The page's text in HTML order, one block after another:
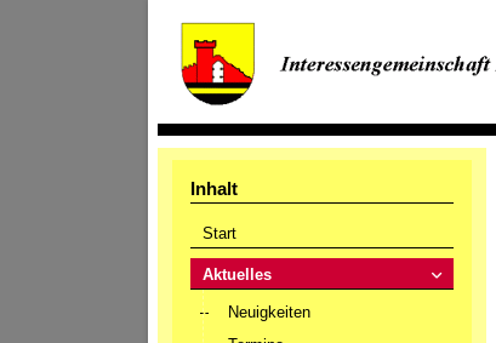
Inhalt
Start
Aktuelles
Neuigkeiten